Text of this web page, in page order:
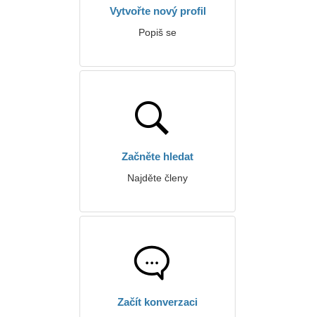
Vytvořte nový profil
Popiš se
Začněte hledat
Najděte členy
Začít konverzaci